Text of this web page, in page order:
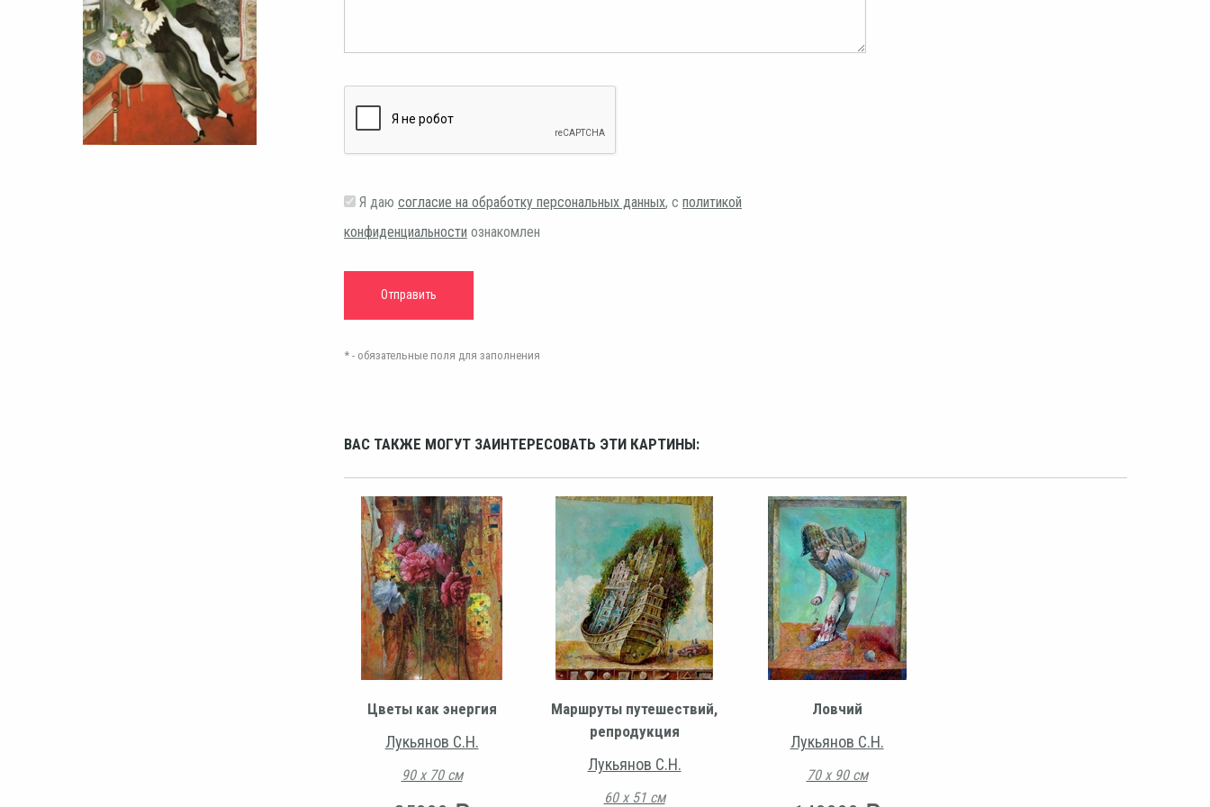
Я даю согласие на обработку персональных данных, с политикой
конфиденциальности ознакомлен
* - обязательные поля для заполнения
ВАС ТАКЖЕ МОГУТ ЗАИНТЕРЕСОВАТЬ ЭТИ КАРТИНЫ:
Цветы как энергия
Лукьянов С.Н.
90 х 70 см
Маршруты путешествий,
репродукция
Лукьянов С.Н.
60 х 51 см
Ловчий
Лукьянов С.Н.
70 х 90 см